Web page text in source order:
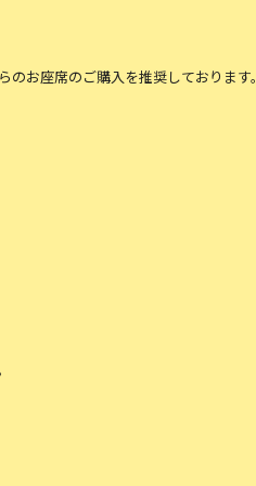
お座席のご購入を推奨しております。